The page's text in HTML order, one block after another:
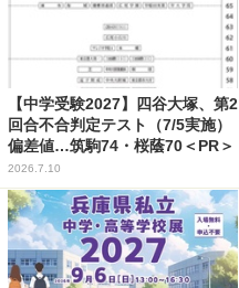
【中学受験2027】四谷大塚、第2
回合不合判定テスト（7/5実施）
偏差値…筑駒74・桜蔭70＜PR＞
2026.7.10